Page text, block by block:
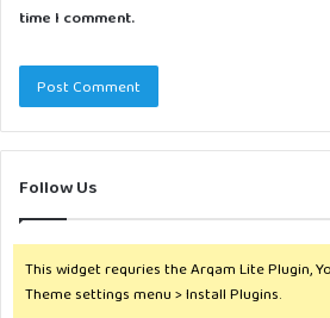
time I comment.
Follow Us
This widget requries the Arqam Lite Plugin,
Theme settings menu > Install Plugins.